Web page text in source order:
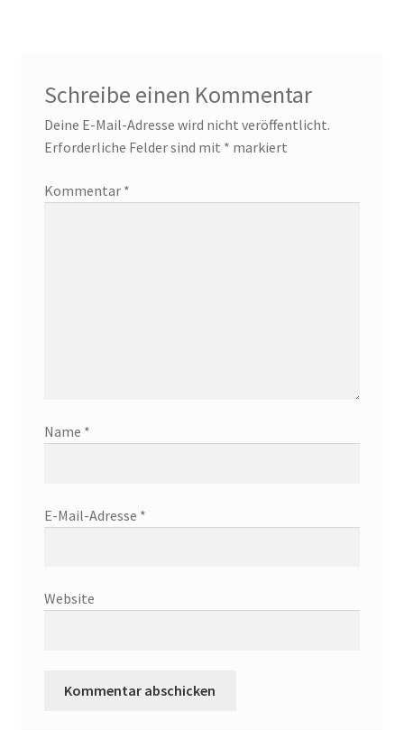
Schreibe einen Kommentar
Deine E-Mail-Adresse wird nicht veröffentlicht.
Erforderliche Felder sind mit * markiert
Kommentar *
Name *
E-Mail-Adresse *
Website